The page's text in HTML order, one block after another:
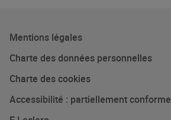
Mentions légales
Charte des données personnelles
Charte des cookies
Accessibilité : partiellement conforme